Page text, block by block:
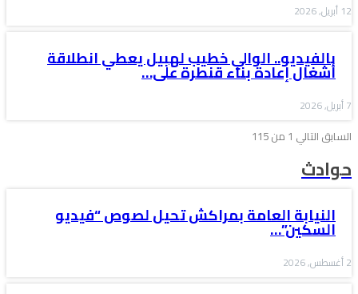
12 أبريل, 2026
بالفيديو.. الوالي خطيب لهبيل يعطي انطلاقة
أشغال إعادة بناء قنطرة على…
7 أبريل, 2026
السابق التالي 1 من 115
حوادث
النيابة العامة بمراكش تحيل لصوص “فيديو
السكين”…
2 أغسطس, 2026